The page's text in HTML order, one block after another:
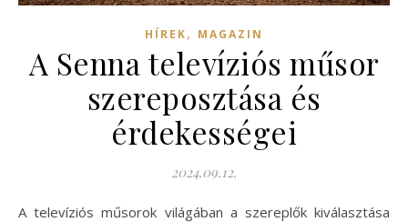
HÍREK, MAGAZIN
A Senna televíziós műsor
szereposztása és
érdekességei
2024.09.12.
A televíziós műsorok világában a szereplők kiválasztása